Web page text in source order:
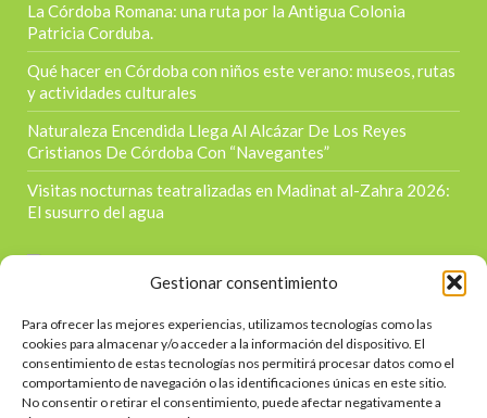
Gestionar consentimiento
Para ofrecer las mejores experiencias, utilizamos tecnologías como las
cookies para almacenar y/o acceder a la información del dispositivo. El
consentimiento de estas tecnologías nos permitirá procesar datos como el
comportamiento de navegación o las identificaciones únicas en este sitio.
No consentir o retirar el consentimiento, puede afectar negativamente a
La Córdoba Romana: una ruta por la Antigua Colonia
Patricia Corduba.
Qué hacer en Córdoba con niños este verano: museos, rutas
y actividades culturales
Naturaleza Encendida Llega Al Alcázar De Los Reyes
Cristianos De Córdoba Con “Navegantes”
Visitas nocturnas teatralizadas en Madinat al-Zahra 2026:
El susurro del agua
Contacta
Calle Doctor Jiménez Díaz s/n
957 39 1215